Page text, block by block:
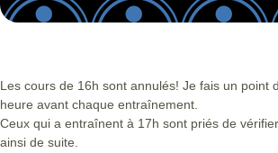
Les cours de 16h sont annulés! Je fais un point
heure avant chaque entraînement.
Ceux qui a entraînent à 17h sont priés de
ainsi de suite.